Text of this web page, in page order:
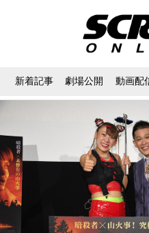
新着記事 劇場公開 動画配